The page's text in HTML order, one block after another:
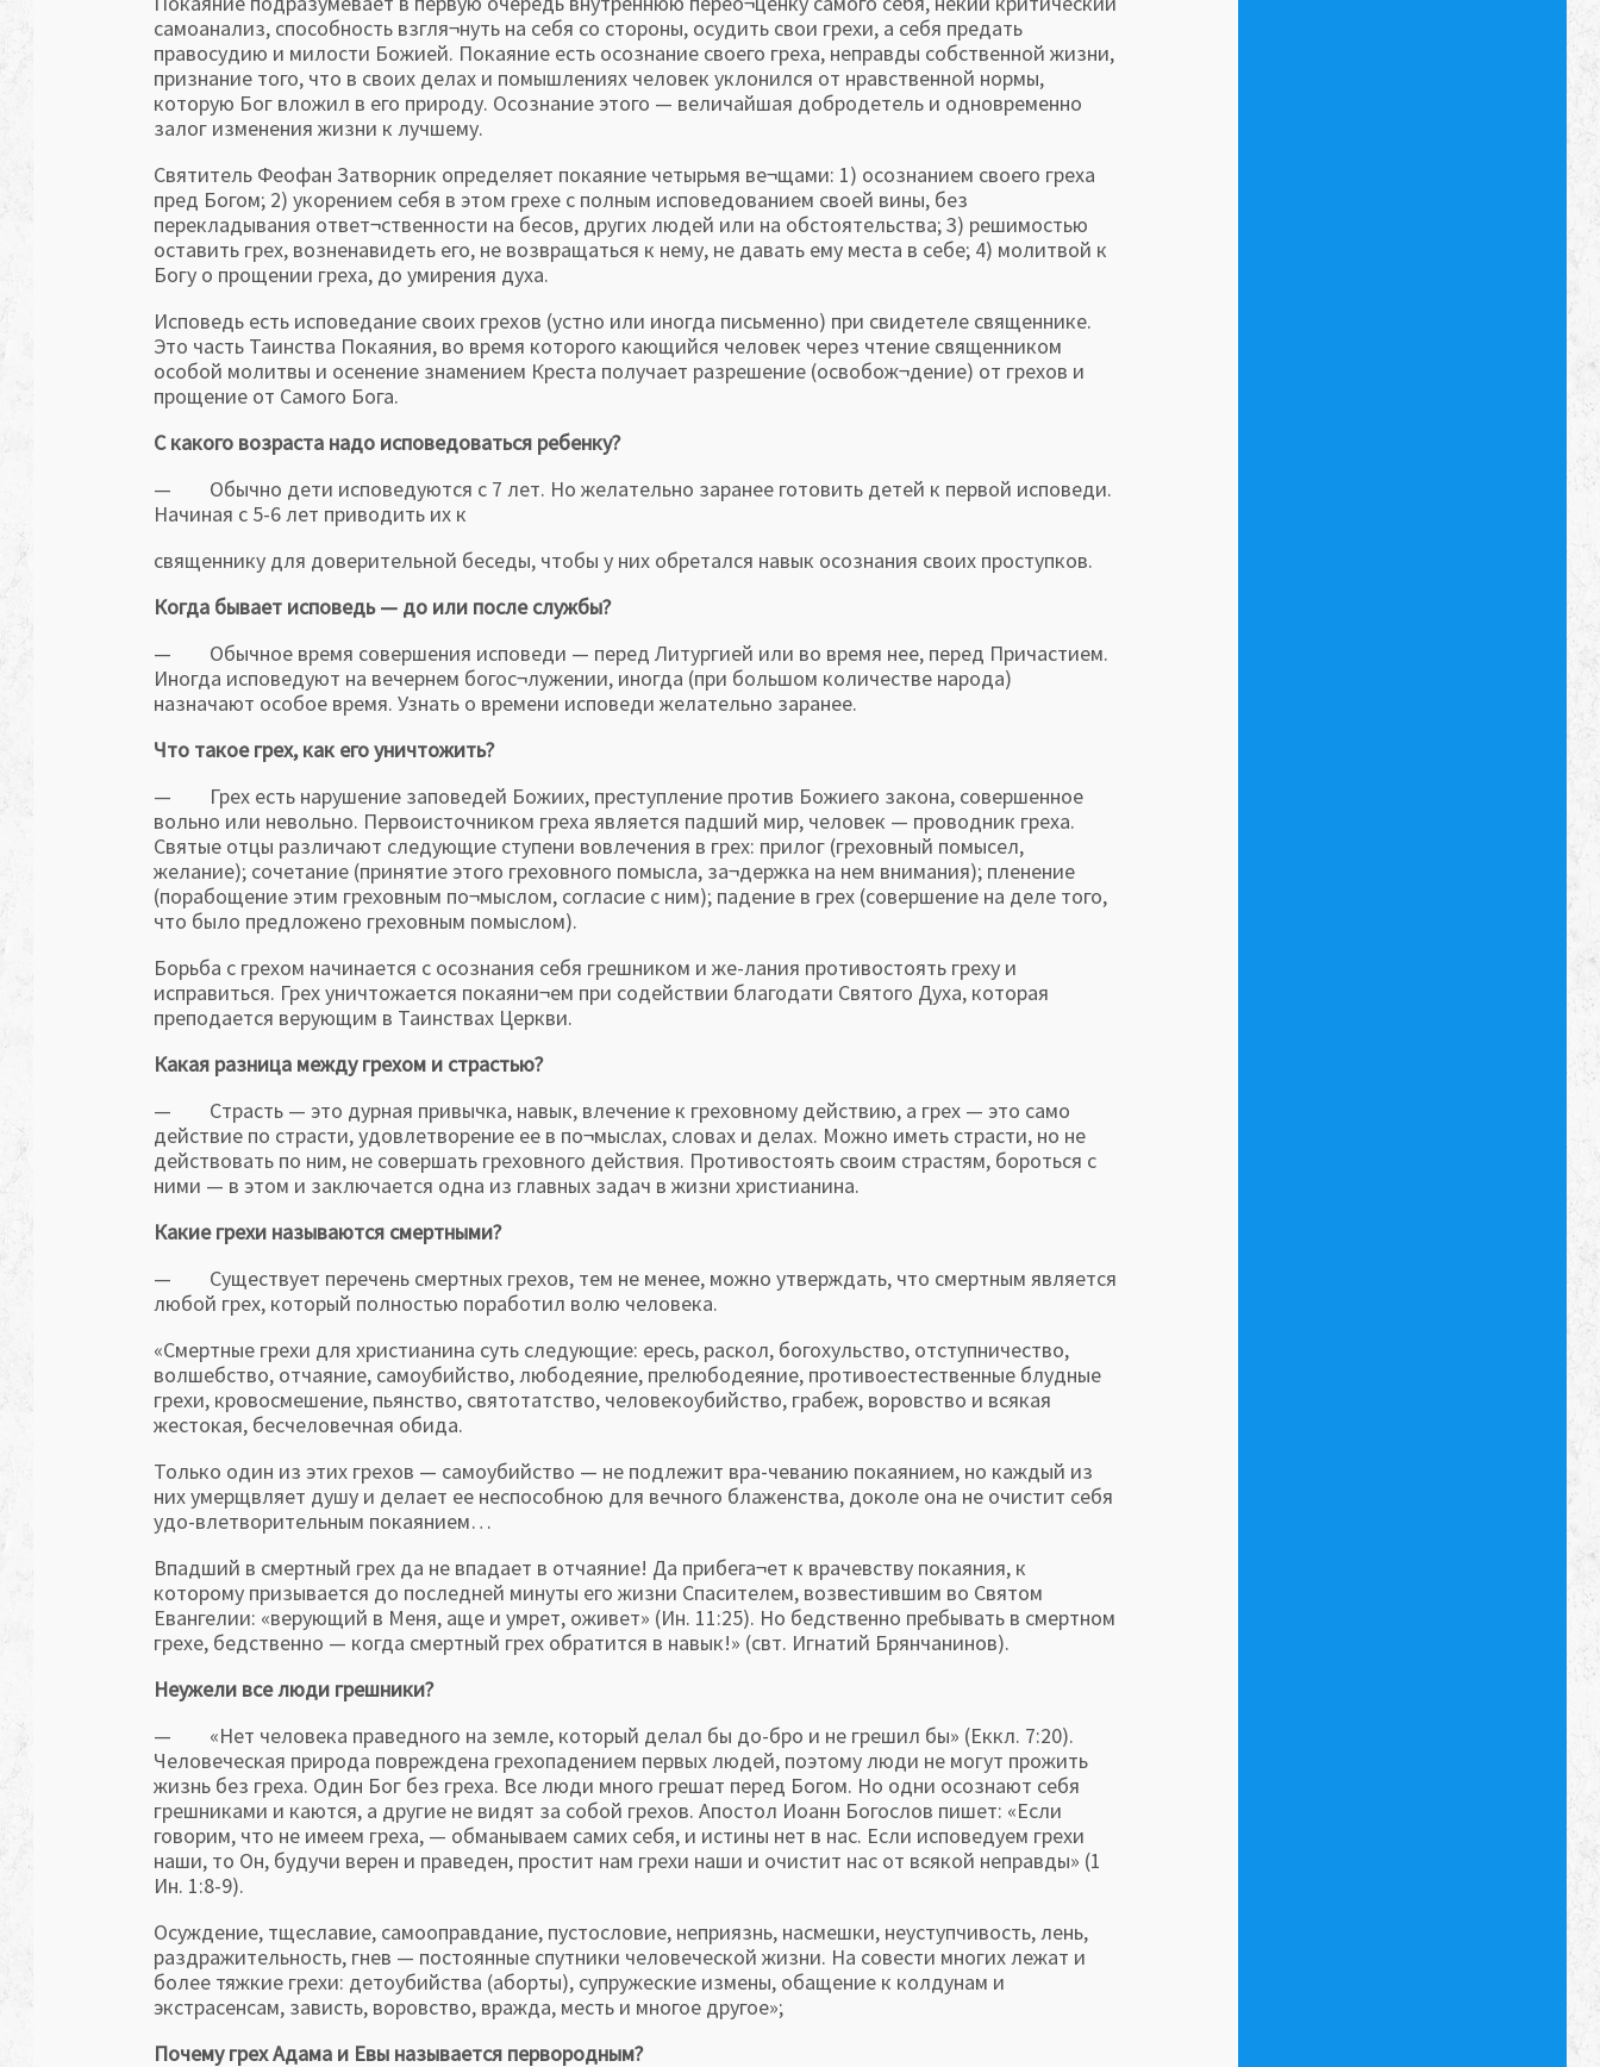
самоанализ, способность взгля¬нуть на себя со стороны, осудить свои грехи, а себя предать
правосудию и милости Божией. Покаяние есть осознание своего греха, неправды собственной жизни,
признание того, что в своих делах и помышлениях человек уклонился от нравственной нормы,
которую Бог вложил в его природу. Осознание этого — величайшая добродетель и одновременно
залог изменения жизни к лучшему.
Святитель Феофан Затворник определяет покаяние четырьмя ве¬щами: 1) осознанием своего греха
пред Богом; 2) укорением себя в этом грехе с полным исповедованием своей вины, без
перекладывания ответ¬ственности на бесов, других людей или на обстоятельства; 3) решимостью
оставить грех, возненавидеть его, не возвращаться к нему, не давать ему места в себе; 4) молитвой к
Богу о прощении греха, до умирения духа.
Исповедь есть исповедание своих грехов (устно или иногда письменно) при свидетеле священнике.
Это часть Таинства Покаяния, во время которого кающийся человек через чтение священником
особой молитвы и осенение знамением Креста получает разрешение (освобож¬дение) от грехов и
прощение от Самого Бога.
С какого возраста надо исповедоваться ребенку?
— Обычно дети исповедуются с 7 лет. Но желательно заранее готовить детей к первой исповеди.
Начиная с 5-6 лет приводить их к
священнику для доверительной беседы, чтобы у них обретался навык осознания своих проступков.
Когда бывает исповедь — до или после службы?
— Обычное время совершения исповеди — перед Литургией или во время нее, перед Причастием.
Иногда исповедуют на вечернем богос¬лужении, иногда (при большом количестве народа)
назначают особое время. Узнать о времени исповеди желательно заранее.
Что такое грех, как его уничтожить?
— Грех есть нарушение заповедей Божиих, преступление против Божиего закона, совершенное
вольно или невольно. Первоисточником греха является падший мир, человек — проводник греха.
Святые отцы различают следующие ступени вовлечения в грех: прилог (греховный помысел,
желание); сочетание (принятие этого греховного помысла, за¬держка на нем внимания); пленение
(порабощение этим греховным по¬мыслом, согласие с ним); падение в грех (совершение на деле того,
что было предложено греховным помыслом).
Борьба с грехом начинается с осознания себя грешником и же-лания противостоять греху и
исправиться. Грех уничтожается покаяни¬ем при содействии благодати Святого Духа, которая
преподается верующим в Таинствах Церкви.
Какая разница между грехом и страстью?
— Страсть — это дурная привычка, навык, влечение к греховному действию, а грех — это само
действие по страсти, удовлетворение ее в по¬мыслах, словах и делах. Можно иметь страсти, но не
действовать по ним, не совершать греховного действия. Противостоять своим страстям, бороться с
ними — в этом и заключается одна из главных задач в жизни христианина.
Какие грехи называются смертными?
— Существует перечень смертных грехов, тем не менее, можно утверждать, что смертным является
любой грех, который полностью поработил волю человека.
«Смертные грехи для христианина суть следующие: ересь, раскол, богохульство, отступничество,
волшебство, отчаяние, самоубийство, любодеяние, прелюбодеяние, противоестественные блудные
грехи, кровосмешение, пьянство, святотатство, человекоубийство, грабеж, воровство и всякая
жестокая, бесчеловечная обида.
Только один из этих грехов — самоубийство — не подлежит вра-чеванию покаянием, но каждый из
них умерщвляет душу и делает ее неспособною для вечного блаженства, доколе она не очистит себя
удо-влетворительным покаянием…
Впадший в смертный грех да не впадает в отчаяние! Да прибега¬ет к врачевству покаяния, к
которому призывается до последней минуты его жизни Спасителем, возвестившим во Святом
Евангелии: «верующий в Меня, аще и умрет, оживет» (Ин. 11:25). Но бедственно пребывать в смертном
грехе, бедственно — когда смертный грех обратится в навык!» (свт. Игнатий Брянчанинов).
Неужели все люди грешники?
— «Нет человека праведного на земле, который делал бы до-бро и не грешил бы» (Еккл. 7:20).
Человеческая природа повреждена грехопадением первых людей, поэтому люди не могут прожить
жизнь без греха. Один Бог без греха. Все люди много грешат перед Богом. Но одни осознают себя
грешниками и каются, а другие не видят за собой грехов. Апостол Иоанн Богослов пишет: «Если
говорим, что не имеем греха, — обманываем самих себя, и истины нет в нас. Если исповедуем грехи
наши, то Он, будучи верен и праведен, простит нам грехи наши и очистит нас от всякой неправды» (1
Ин. 1:8-9).
Осуждение, тщеславие, самооправдание, пустословие, неприязнь, насмешки, неуступчивость, лень,
раздражительность, гнев — постоянные спутники человеческой жизни. На совести многих лежат и
более тяжкие грехи: детоубийства (аборты), супружеские измены, обащение к колдунам и
экстрасенсам, зависть, воровство, вражда, месть и многое другое»;
Почему грех Адама и Евы называется первородным?